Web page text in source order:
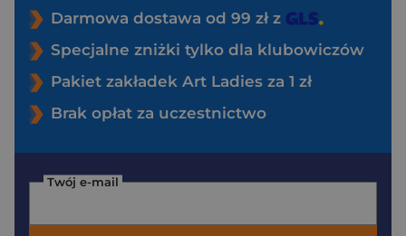
Darmowa dostawa od 99 zł z
Specjalne zniżki tylko dla klubowiczów
Pakiet zakładek Art Ladies za 1 zł
Brak opłat za uczestnictwo
Twój e-mail